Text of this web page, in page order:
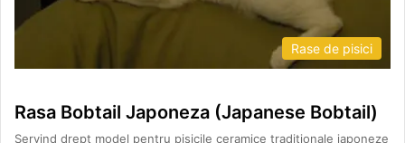
Rase de pisici
Rasa Bobtail Japoneza (Japanese Bobtail)
Servind drept model pentru pisicile ceramice traditionale japoneze